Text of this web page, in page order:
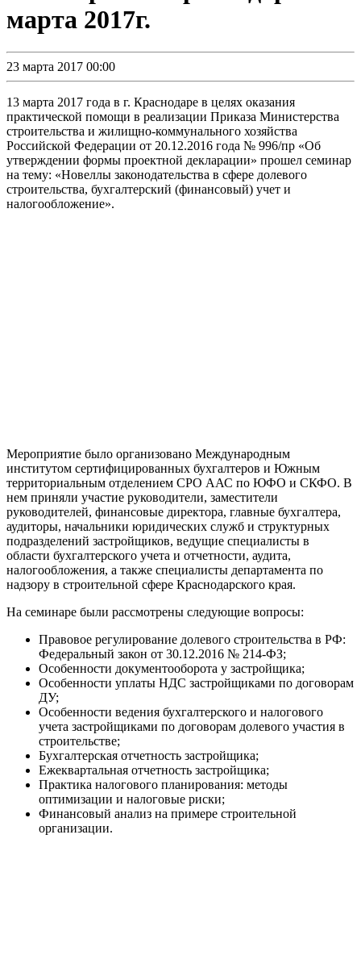
марта 2017г.
23 марта 2017 00:00
13 марта 2017 года в г. Краснодаре в целях оказания
практической помощи в реализации Приказа Министерства
строительства и жилищно-коммунального хозяйства
Российской Федерации от 20.12.2016 года № 996/пр «Об
утверждении формы проектной декларации» прошел семинар
на тему: «Новеллы законодательства в сфере долевого
строительства, бухгалтерский (финансовый) учет и
налогообложение».
Мероприятие было организовано Международным
институтом сертифицированных бухгалтеров и Южным
территориальным отделением СРО ААС по ЮФО и СКФО. В
нем приняли участие руководители, заместители
руководителей, финансовые директора, главные бухгалтера,
аудиторы, начальники юридических служб и структурных
подразделений застройщиков, ведущие специалисты в
области бухгалтерского учета и отчетности, аудита,
налогообложения, а также специалисты департамента по
надзору в строительной сфере Краснодарского края.
На семинаре были рассмотрены следующие вопросы:
Правовое регулирование долевого строительства в РФ:
Федеральный закон от 30.12.2016 № 214-ФЗ;
Особенности документооборота у застройщика;
Особенности уплаты НДС застройщиками по договорам
ДУ;
Особенности ведения бухгалтерского и налогового
учета застройщиками по договорам долевого участия в
строительстве;
Бухгалтерская отчетность застройщика;
Ежеквартальная отчетность застройщика;
Практика налогового планирования: методы
оптимизации и налоговые риски;
Финансовый анализ на примере строительной
организации.